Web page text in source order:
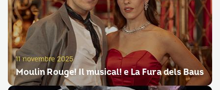
11 novembre 2025
Moulin Rouge! Il musical! e La Fura dels Baus